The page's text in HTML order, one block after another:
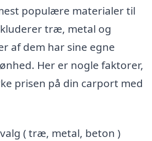
populære materialer til
træ, metal og
af dem har sine egne
Her er nogle faktorer,
prisen på din carport med
( træ, metal, beton )